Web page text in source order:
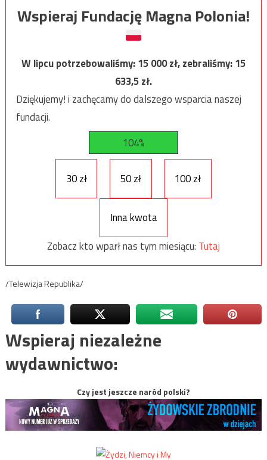
Wspieraj Fundację Magna Polonia!
W lipcu potrzebowaliśmy:15 000zł, zebraliśmy:15
633,5zł.
Dziękujemy! i zachęcamy do dalszego wsparcia naszej
fundacji.
104%
30 zł 50 zł 100 zł
Inna kwota
Zobacz kto wparł nas tym miesiącu: Tutaj
/Telewizja Republika/
Wspieraj niezależne
wydawnictwo:
Czy jest jeszcze naród polski?